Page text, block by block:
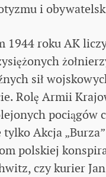
i
1944 roku AK
sił
Rolę Armii
pociągów
tylko Akcja
polskiej
czy kurier